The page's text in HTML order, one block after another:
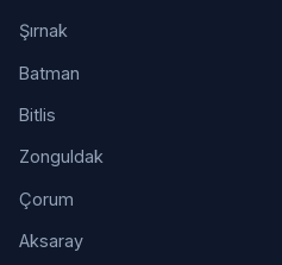
Şırnak
Batman
Bitlis
Zonguldak
Çorum
Aksaray